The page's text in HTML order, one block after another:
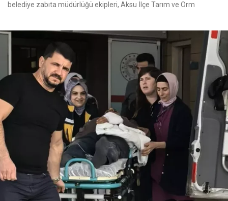
belediye zabıta müdürlüğü ekipleri, Aksu İlçe Tarım ve Orm